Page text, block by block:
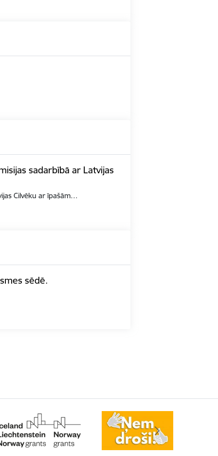
sadarbībā ar Latvijas
Cilvēku ar īpašām…
sēdē.